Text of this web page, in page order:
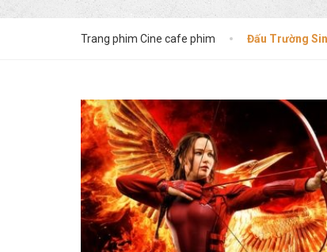
Trang phim Cine cafe phim Đấu Trường